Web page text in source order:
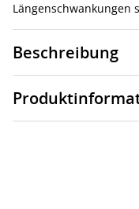
Längenschwankungen
Beschreibung